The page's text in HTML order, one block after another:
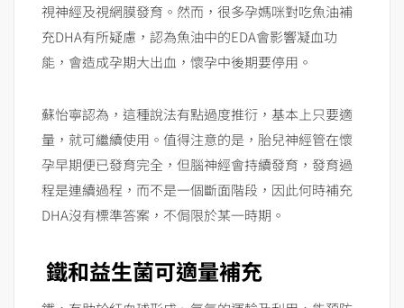
視神經及視網膜發育。然而，很多孕媽咪對吃魚油補
充DHA有所疑慮，認為魚油中的EDA會影響凝血功
能，會造成孕期大出血，懷孕中後期要停用。
蘇怡寧認為，這種說法有點過度推衍，基本上只要適
量，就可繼續使用。值得注意的是，胎兒神經管在懷
孕早期便已發育完全，但腦神經會持續發育，發育過
程是連續過程，而不是一個斷面階段，因此何時補充
DHA沒有標準答案，不侷限於某一時期。
鐵和益生菌可適量補充